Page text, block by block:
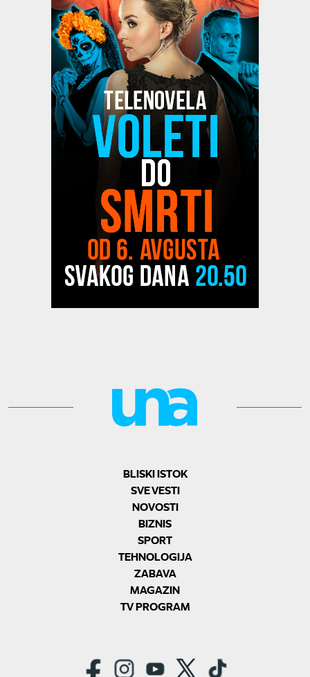
BLISKI ISTOK
SVE VESTI
NOVOSTI
BIZNIS
SPORT
TEHNOLOGIJA
ZABAVA
MAGAZIN
TV PROGRAM